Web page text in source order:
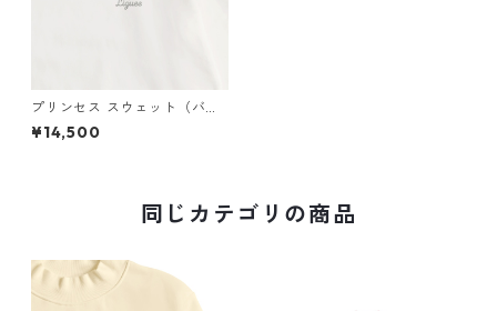
プリンセス スウェット（バッ
クプリント）× Liguee®️花ロゴ
（刺繍）
¥14,500
同じカテゴリの商品